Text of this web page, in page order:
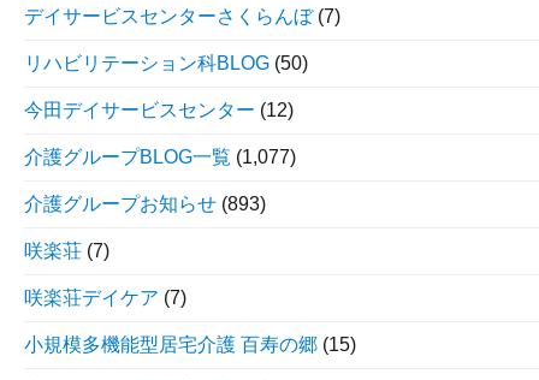
デイサービスセンターさくらんぼ(7)
リハビリテーション科BLOG (50)
今田デイサービスセンター (12)
介護グループBLOG一覧 (1,077)
介護グループお知らせ (893)
咲楽荘 (7)
咲楽荘デイケア (7)
小規模多機能型居宅介護 百寿の郷 (15)